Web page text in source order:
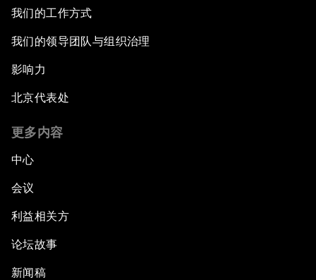
我们的工作方式
我们的领导团队与组织治理
影响力
北京代表处
更多内容
中心
会议
利益相关方
论坛故事
新闻稿